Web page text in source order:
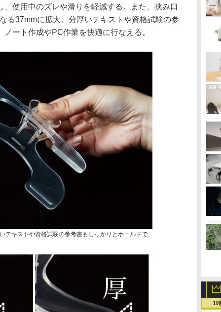
1
使用中のズレや滑りを軽減する。また、挟み口
る37mmに拡大。分厚いテキストや資格試験の参
ート作成やPC作業を快適に行なえる。
テキストや資格試験の参考書もしっかりとホールドで